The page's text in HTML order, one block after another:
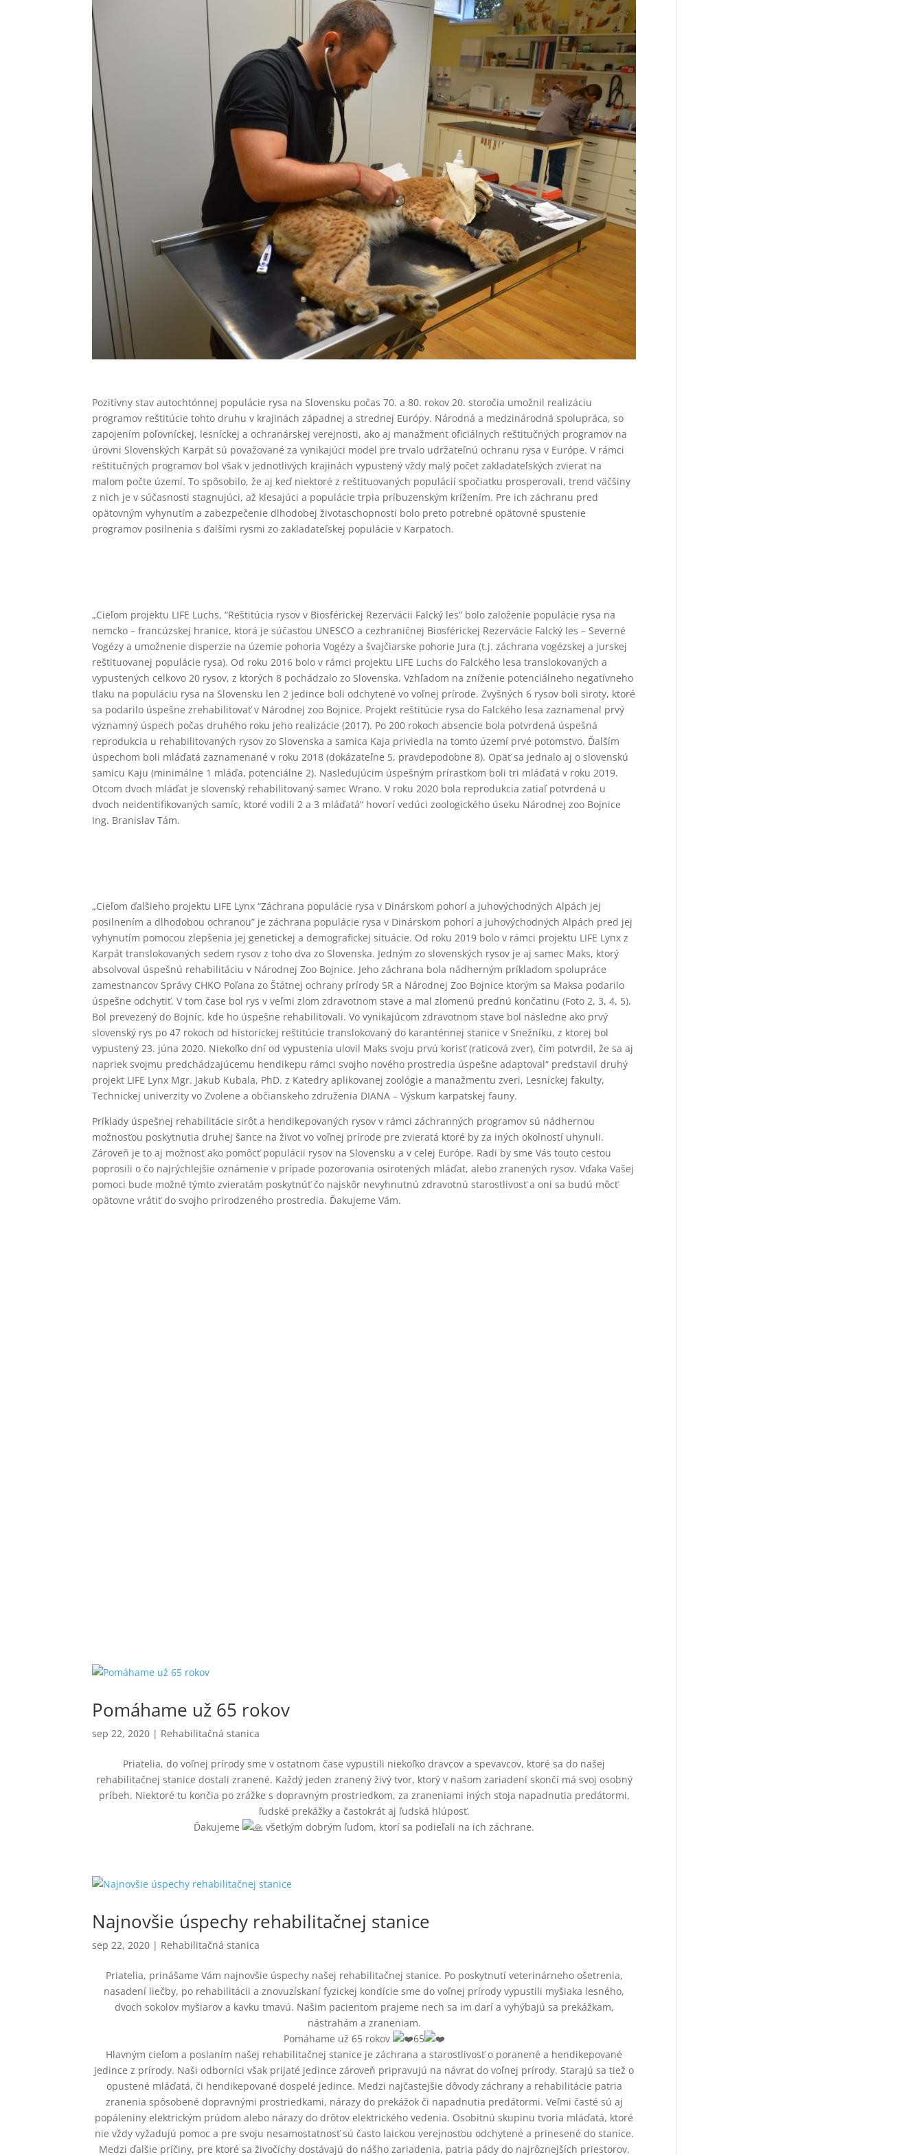
Pozitívny stav autochtónnej populácie rysa na Slovensku počas 70. a 80. rokov 20. storočia umožnil realizáciu
programov reštitúcie tohto druhu v krajinách západnej a strednej Európy. Národná a medzinárodná spolupráca, so
zapojením poľovníckej, lesníckej a ochranárskej verejnosti, ako aj manažment oficiálnych reštitučných programov na
úrovni Slovenských Karpát sú považované za vynikajúci model pre trvalo udržateľnú ochranu rysa v Európe. V rámci
reštitučných programov bol však v jednotlivých krajinách vypustený vždy malý počet zakladateľských zvierat na
malom počte území. To spôsobilo, že aj keď niektoré z reštituovaných populácií spočiatku prosperovali, trend väčšiny
z nich je v súčasnosti stagnujúci, až klesajúci a populácie trpia príbuzenským krížením. Pre ich záchranu pred
opätovným vyhynutím a zabezpečenie dlhodobej životaschopnosti bolo preto potrebné opätovné spustenie
programov posilnenia s ďalšími rysmi zo zakladateľskej populácie v Karpatoch.
„Cieľom projektu LIFE Luchs, “Reštitúcia rysov v Biosférickej Rezervácii Falcký les” bolo založenie populácie rysa na
nemcko – francúzskej hranice, ktorá je súčasťou UNESCO a cezhraničnej Biosférickej Rezervácie Falcký les – Severné
Vogézy a umožnenie disperzie na územie pohoria Vogézy a švajčiarske pohorie Jura (t.j. záchrana vogézskej a jurskej
reštituovanej populácie rysa). Od roku 2016 bolo v rámci projektu LIFE Luchs do Falckého lesa translokovaných a
vypustených celkovo 20 rysov, z ktorých 8 pochádzalo zo Slovenska. Vzhľadom na zníženie potenciálneho negatívneho
tlaku na populáciu rysa na Slovensku len 2 jedince boli odchytené vo voľnej prírode. Zvyšných 6 rysov boli siroty, ktoré
sa podarilo úspešne zrehabilitovať v Národnej zoo Bojnice. Projekt reštitúcie rysa do Falckého lesa zaznamenal prvý
významný úspech počas druhého roku jeho realizácie (2017). Po 200 rokoch absencie bola potvrdená úspešná
reprodukcia u rehabilitovaných rysov zo Slovenska a samica Kaja priviedla na tomto území prvé potomstvo. Ďalším
úspechom boli mláďatá zaznamenané v roku 2018 (dokázateľne 5, pravdepodobne 8). Opäť sa jednalo aj o slovenskú
samicu Kaju (minimálne 1 mláďa, potenciálne 2). Nasledujúcim úspešným prírastkom boli tri mláďatá v roku 2019.
Otcom dvoch mláďat je slovenský rehabilitovaný samec Wrano. V roku 2020 bola reprodukcia zatiaľ potvrdená u
dvoch neidentifikovaných samíc, ktoré vodili 2 a 3 mláďatá“ hovorí vedúci zoologického úseku Národnej zoo Bojnice
Ing. Branislav Tám.
„Cieľom ďalšieho projektu LIFE Lynx “Záchrana populácie rysa v Dinárskom pohorí a juhovýchodných Alpách jej
posilnením a dlhodobou ochranou” je záchrana populácie rysa v Dinárskom pohorí a juhovýchodných Alpách pred jej
vyhynutím pomocou zlepšenia jej genetickej a demografickej situácie. Od roku 2019 bolo v rámci projektu LIFE Lynx z
Karpát translokovaných sedem rysov z toho dva zo Slovenska. Jedným zo slovenských rysov je aj samec Maks, ktorý
absolvoval úspešnú rehabilitáciu v Národnej Zoo Bojnice. Jeho záchrana bola nádherným príkladom spolupráce
zamestnancov Správy CHKO Poľana zo Štátnej ochrany prírody SR a Národnej Zoo Bojnice ktorým sa Maksa podarilo
úspešne odchytiť. V tom čase bol rys v veľmi zlom zdravotnom stave a mal zlomenú prednú končatinu (Foto 2, 3, 4, 5).
Bol prevezený do Bojníc, kde ho úspešne rehabilitovali. Vo vynikajúcom zdravotnom stave bol následne ako prvý
slovenský rys po 47 rokoch od historickej reštitúcie translokovaný do karanténnej stanice v Snežníku, z ktorej bol
vypustený 23. júna 2020. Niekoľko dní od vypustenia ulovil Maks svoju prvú korisť (raticová zver), čím potvrdil, že sa aj
napriek svojmu predchádzajúcemu hendikepu rámci svojho nového prostredia úspešne adaptoval“ predstavil druhý
projekt LIFE Lynx Mgr. Jakub Kubala, PhD. z Katedry aplikovanej zoológie a manažmentu zveri, Lesníckej fakulty,
Technickej univerzity vo Zvolene a občianskeho združenia DIANA – Výskum karpatskej fauny.
Príklady úspešnej rehabilitácie sirôt a hendikepovaných rysov v rámci záchranných programov sú nádhernou
možnosťou poskytnutia druhej šance na život vo voľnej prírode pre zvieratá ktoré by za iných okolností uhynuli.
Zároveň je to aj možnosť ako pomôcť populácii rysov na Slovensku a v celej Európe. Radi by sme Vás touto cestou
poprosili o čo najrýchlejšie oznámenie v prípade pozorovania osirotených mláďat, alebo zranených rysov. Vďaka Vašej
pomoci bude možné týmto zvieratám poskytnúť čo najskôr nevyhnutnú zdravotnú starostlivosť a oni sa budú môcť
opätovne vrátiť do svojho prirodzeného prostredia. Ďakujeme Vám.
Pomáhame už 65 rokov
sep 22, 2020 | Rehabilitačná stanica
Priatelia, do voľnej prírody sme v ostatnom čase vypustili niekoľko dravcov a spevavcov, ktoré sa do našej
rehabilitačnej stanice dostali zranené. Každý jeden zranený živý tvor, ktorý v našom zariadení skončí má svoj osobný
príbeh. Niektoré tu končia po zrážke s dopravným prostriedkom, za zraneniami iných stoja napadnutia predátormi,
ľudské prekážky a častokrát aj ľudská hlúposť.
Ďakujeme
všetkým dobrým ľuďom, ktorí sa podieľali na ich záchrane.
Najnovšie úspechy rehabilitačnej stanice
sep 22, 2020 | Rehabilitačná stanica
Priatelia, prinášame Vám najnovšie úspechy našej rehabilitačnej stanice. Po poskytnutí veterinárneho ošetrenia,
nasadení liečby, po rehabilitácii a znovuzískaní fyzickej kondície sme do voľnej prírody vypustili myšiaka lesného,
dvoch sokolov myšiarov a kavku tmavú. Našim pacientom prajeme nech sa im darí a vyhýbajú sa prekážkam,
nástrahám a zraneniam.
Pomáhame už 65 rokov
65
Hlavným cieľom a poslaním našej rehabilitačnej stanice je záchrana a starostlivosť o poranené a hendikepované
jedince z prírody. Naši odborníci však prijaté jedince zároveň pripravujú na návrat do voľnej prírody. Starajú sa tiež o
opustené mláďatá, či hendikepované dospelé jedince. Medzi najčastejšie dôvody záchrany a rehabilitácie patria
zranenia spôsobené dopravnými prostriedkami, nárazy do prekážok či napadnutia predátormi. Veľmi časté sú aj
popáleniny elektrickým prúdom alebo nárazy do drôtov elektrického vedenia. Osobitnú skupinu tvoria mláďatá, ktoré
nie vždy vyžadujú pomoc a pre svoju nesamostatnosť sú často laickou verejnosťou odchytené a prinesené do stanice.
Medzi ďalšie príčiny, pre ktoré sa živočíchy dostávajú do nášho zariadenia, patria pády do najrôznejších priestorov,